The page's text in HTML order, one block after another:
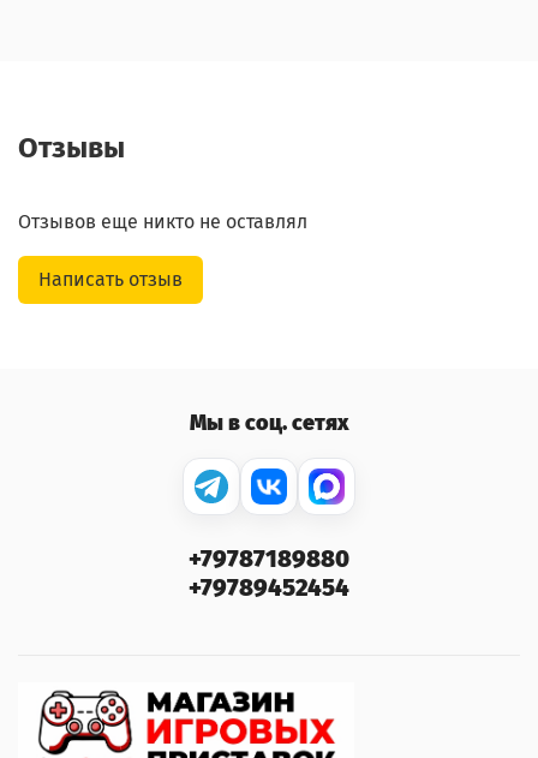
Отзывы
Отзывов еще никто не оставлял
Написать отзыв
Мы в соц. сетях
+79787189880
+79789452454